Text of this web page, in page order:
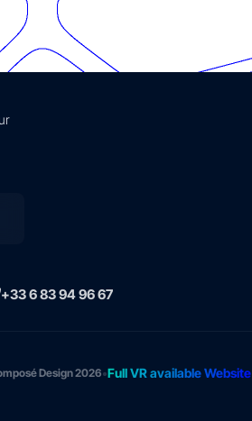
+33 6 83 94 96 67
Design 2026•Full VR available